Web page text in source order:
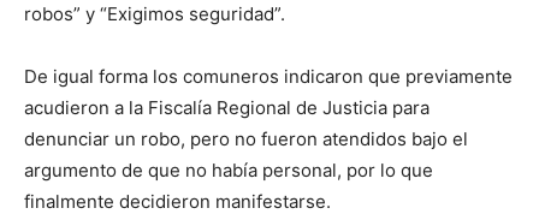
robos” y “Exigimos seguridad”.
De igual forma los comuneros indicaron que previamente
acudieron a la Fiscalía Regional de Justicia para
denunciar un robo, pero no fueron atendidos bajo el
argumento de que no había personal, por lo que
finalmente decidieron manifestarse.